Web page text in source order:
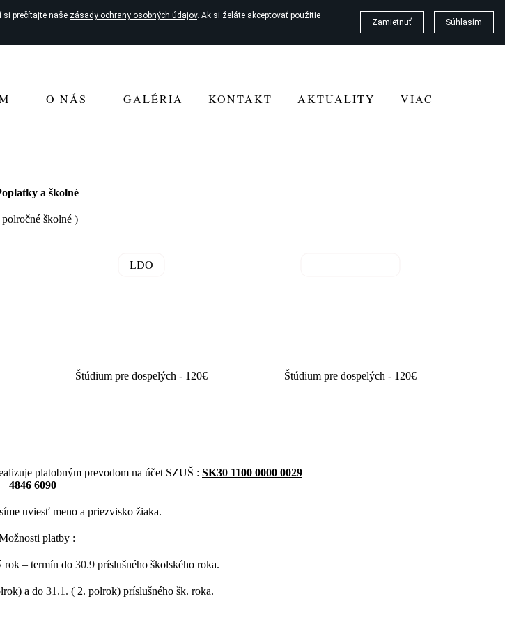
si prečítajte naše zásady ochrany osobných údajov. Ak si želáte akceptovať použitie
Zamietnuť Súhlasím
O NÁS GALÉRIA KONTAKT AKTUALITY VIAC
a školné
polročné školné )
LDO
Štúdium pre dospelých - 120€ Štúdium pre dospelých - 120€
platobným prevodom na účet SZUŠ : SK30 1100 0000 0029
4846 6090
uviesť meno a priezvisko žiaka.
platby :
– termín do 30.9 príslušného školského roka.
a do 31.1. ( 2. polrok) príslušného šk. roka.